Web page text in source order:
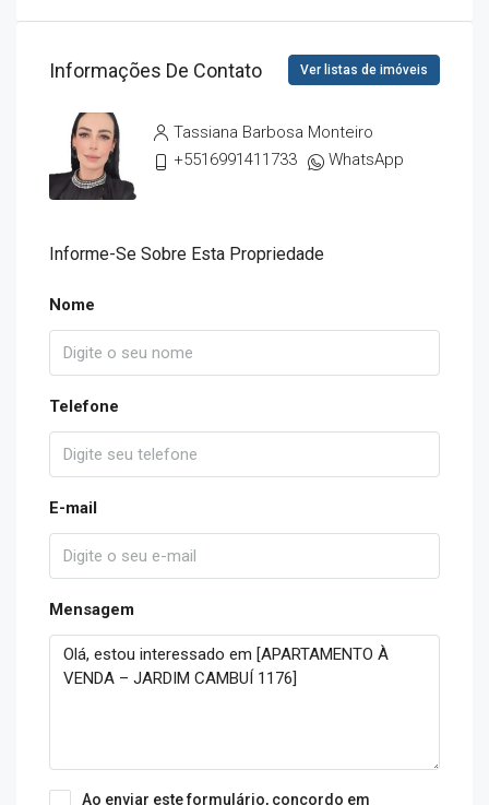
Informações De Contato Ver listas de imóveis
Tassiana Barbosa Monteiro
+5516991411733
WhatsApp
Informe-Se Sobre Esta Propriedade
Nome
Telefone
E-mail
Mensagem
Ao enviar este formulário, concordo em